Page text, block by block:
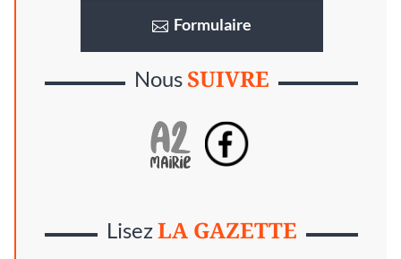
Formulaire
NousSUIVRE
LisezLA GAZETTE